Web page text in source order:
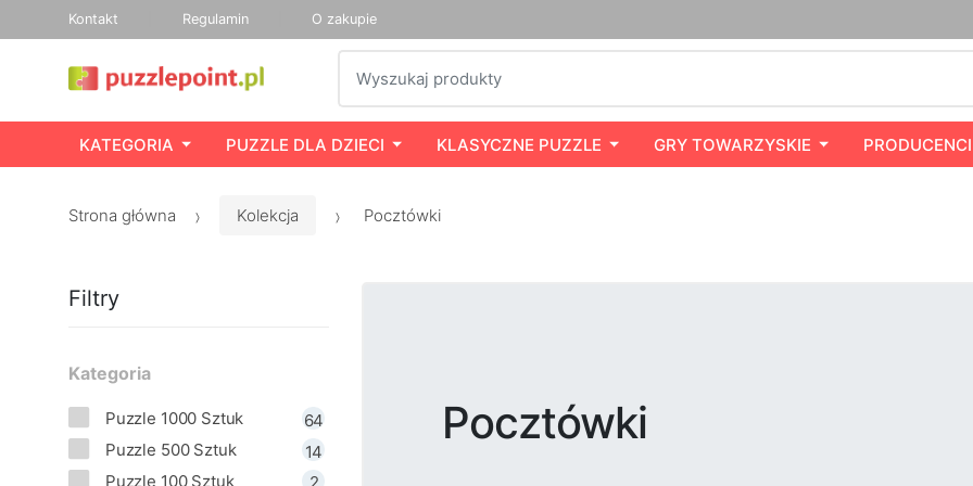
Kontakt Regulamin O zakupie
KATEGORIA PUZZLE DLA DZIECI KLASYCZNE PUZZLE GRY TOWARZYSKIE PRODUCENCI
Strona główna Kolekcja Pocztówki
Pocztówki
Filtry
Kategoria
Puzzle 1000 Sztuk
64
Puzzle 500 Sztuk
14
Puzzle 100 Sztuk